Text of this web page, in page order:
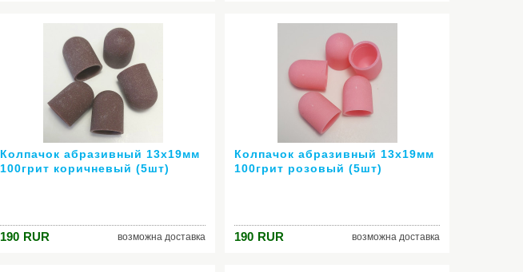
Колпачок абразивный 13х19мм
100грит коричневый (5шт)
190 RUR возможна доставка
Колпачок абразивный 13х19мм
100грит розовый (5шт)
190 RUR возможна доставка